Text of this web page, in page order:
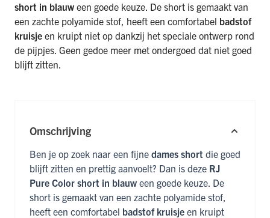
short in blauw een goede keuze. De short is gemaakt van
een zachte polyamide stof, heeft een comfortabel badstof
kruisje en kruipt niet op dankzij het speciale ontwerp rond
de pijpjes. Geen gedoe meer met ondergoed dat niet goed
blijft zitten.
Omschrijving
Ben je op zoek naar een fijne dames short die goed
blijft zitten en prettig aanvoelt? Dan is deze RJ
Pure Color short in blauw een goede keuze. De
short is gemaakt van een zachte polyamide stof,
heeft een comfortabel badstof kruisje en kruipt